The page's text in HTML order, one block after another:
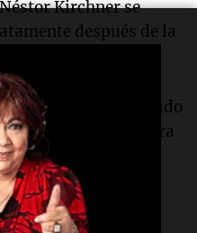
Kirchner se
después de la
etapa.
al sector privado
trabajen "de manera
la iniciativa.